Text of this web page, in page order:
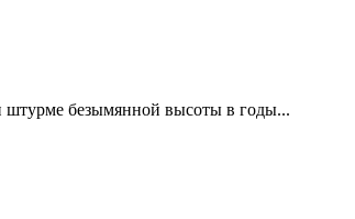
штурме безымянной высоты в годы...